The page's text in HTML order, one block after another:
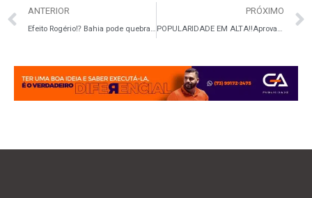
ANTERIOR PRÓXIMO